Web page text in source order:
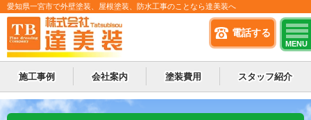
電話する
MENU
愛知県一宮市で外壁塗装、屋根塗装、防水工事のことなら達美装へ
施工事例 会社案内 塗装費用 スタッフ紹介